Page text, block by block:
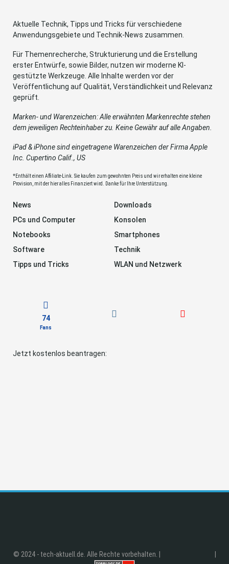
Aktuelle Technik, Tipps und Tricks für verschiedene
Anwendungsgebiete und Technik-News zusammen.
Für Themenrecherche, Strukturierung und die Erstellung
erster Entwürfe, sowie Bilder, nutzen wir moderne KI-
gestützte Werkzeuge. Alle Inhalte werden vor der
Veröffentlichung auf Qualität, Verständlichkeit und Relevanz
geprüft.
Marken- und Warenzeichen: Alle erwähnten Markenrechte stehen
dem jeweiligen Rechteinhaber zu. Keine Gewähr auf alle Angaben.
iPad & iPhone sind eingetragene Warenzeichen der Firma Apple
Inc. Cupertino Calif., US
*Enthält einen Affiliate-Link. Sie kaufen zum gewohnten Preis und wir erhalten eine kleine
Provision, mit der hier alles Finanziert wird. Danke für Ihre Unterstützung.
News
Downloads
PCs und Computer
Konsolen
Notebooks
Smartphones
Software
Technik
Tipps und Tricks
WLAN und Netzwerk
74
Fans
Jetzt kostenlos beantragen:
© 2024 - tech-aktuell.de. Alle Rechte vorbehalten. |